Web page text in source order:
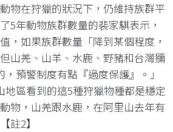
物在狩獵的狀況下，仍維持族群平
5年動物族群數量的裴家騏表示，
，如果族群數量「降到某個程度，
山羌、山羊、水鹿、野豬和台灣獼
預警制度有點『過度保護』。」
地區看到的這5種狩獵物種都是穩定
物，山羌跟水鹿，在阿里山去年有
註2】